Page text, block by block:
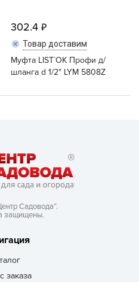
302.4
Товар доставим
Муфта LIST`OK Профи д/
шланга d 1/2" LYM 5808Z
Садовода”.
защищены.
заказа